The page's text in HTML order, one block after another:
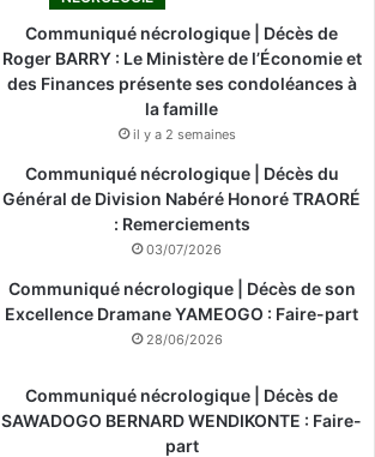
Communiqué nécrologique | Décès de
Roger BARRY : Le Ministère de l’Économie et
des Finances présente ses condoléances à
la famille
il y a 2 semaines
Communiqué nécrologique | Décès du
Général de Division Nabéré Honoré TRAORÉ
: Remerciements
03/07/2026
Communiqué nécrologique | Décès de son
Excellence Dramane YAMEOGO : Faire-part
28/06/2026
Communiqué nécrologique | Décès de
SAWADOGO BERNARD WENDIKONTE : Faire-
part